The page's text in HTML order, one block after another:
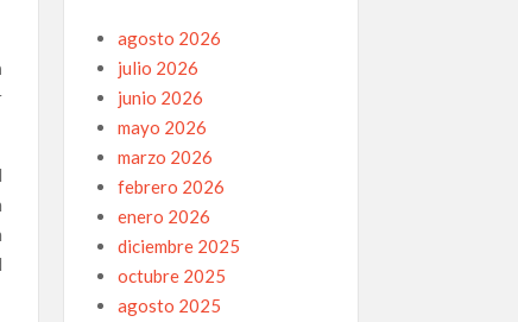
agosto 2026
julio 2026
junio 2026
mayo 2026
marzo 2026
febrero 2026
enero 2026
diciembre 2025
octubre 2025
agosto 2025